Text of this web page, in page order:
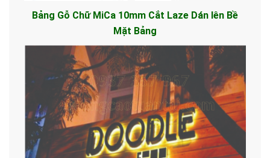
Bảng Gỗ Chữ MiCa 10mm Cắt Laze Dán lên Bề
Mặt Bảng